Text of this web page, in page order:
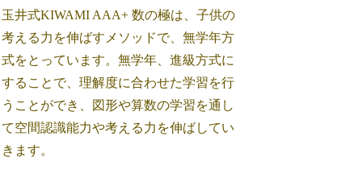
玉井式KIWAMI AAA+ 数の極は、子供の
考える力を伸ばすメソッドで、無学年方
式をとっています。無学年、進級方式に
することで、理解度に合わせた学習を行
うことができ、図形や算数の学習を通し
て空間認識能力や考える力を伸ばしてい
きます。